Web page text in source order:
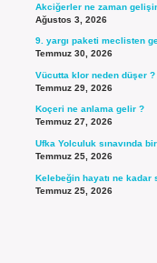
Akciğerler ne zaman
Ağustos 3, 2026
9. yargı paketi meclisten
Temmuz 30, 2026
Vücutta klor neden düşer ?
Temmuz 29, 2026
Koçeri ne anlama gelir ?
Temmuz 27, 2026
Ufka Yolculuk sınavında
Temmuz 25, 2026
Kelebeğin hayatı ne kadar
Temmuz 25, 2026